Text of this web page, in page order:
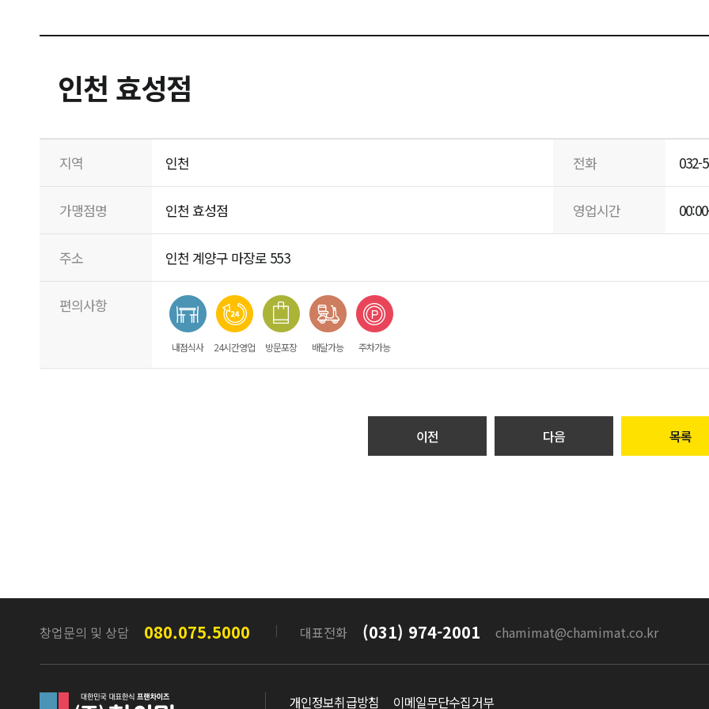
인천 효성점
지역 인천 전화 032-
가맹점명 인천 효성점 영업시간
주소 인천 계양구 마장로 553
편의사항
내점식사 24시간영업 방문포장 배달가능 주차가능
이전 다음 목록
창업문의 및 상담 080.075.5000 대표전화 (031) 974-2001 chamimat@chamimat.co.kr
참이맛 개인정보취급방침 이메일무단수집거부